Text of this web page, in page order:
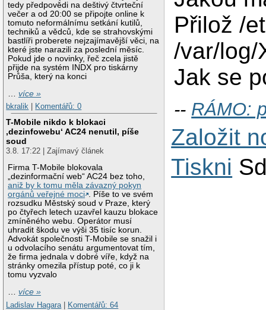
tedy předpovědi na deštivý čtvrteční
večer a od 20:00 se připojte online k
tomuto neformálnímu setkání kutilů,
techniků a vědců, kde se strahovskými
bastlíři proberete nejzajímavější věci, na
které jste narazili za poslední měsíc.
Pokud jde o novinky, řeč zcela jistě
přijde na systém INDX pro tiskárny
Průša, který na konci
…více »
bkralik
Komentářů: 0
T-Mobile nikdo k blokaci
‚dezinfowebu‘ AC24 nenutil, píše
soud
3.8. 17:22 | Zajímavý článek
Firma T-Mobile blokovala
„dezinformační web“ AC24 bez toho,
aniž by k tomu měla závazný pokyn
orgánů veřejné moci . Píše to ve svém
rozsudku Městský soud v Praze, který
po čtyřech letech uzavřel kauzu blokace
zmíněného webu. Operátor musí
uhradit škodu ve výši 35 tisíc korun.
Advokát společnosti T-Mobile se snažil i
u odvolacího senátu argumentovat tím,
že firma jednala v dobré víře, když na
stránky omezila přístup poté, co ji k
tomu vyzvalo
…více »
Ladislav Hagara | Komentářů: 64
Přilož /
/var/log/
Jak se
-- RÁMO:
Založit
Tiskni